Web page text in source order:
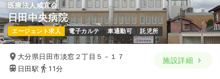
日勤のみ（パート） 一時募集休止
給与 時給1,250〜1,350円
時間 8:30～17:30
担当業務未経験可
医療法人咸宜会
日田中央病院
エージェント求人 電子カルテ 車通勤可 託児所
大分県日田市淡窓２丁目５－１７
日田駅
11分
施設詳細